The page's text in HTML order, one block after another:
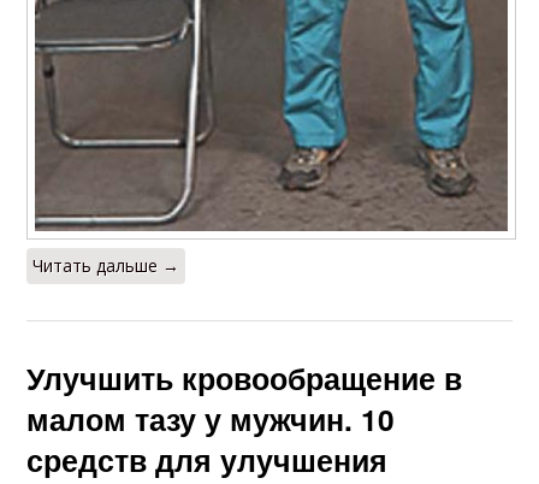
Читать дальше →
Улучшить кровообращение в
малом тазу у мужчин. 10
средств для улучшения